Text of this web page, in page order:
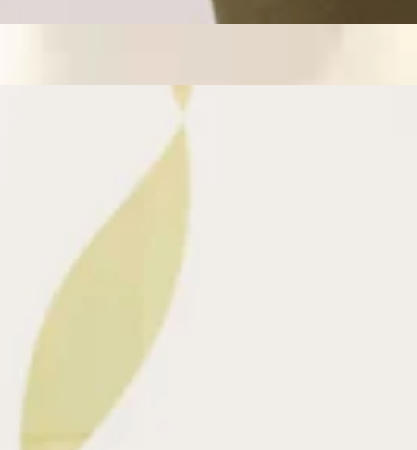
う！さて、本日の空き状況です。60分のコース
ッサージのように気持ちがいい肩甲骨ストレ
肩甲骨ストレッチ&amp;ボディケアをお試しく